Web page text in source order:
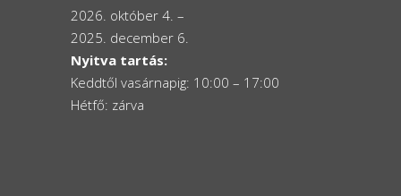
2026. október 4. –
2025. december 6.
Nyitva tartás:
Keddtől vasárnapig: 10:00 – 17:00
Hétfő: zárva